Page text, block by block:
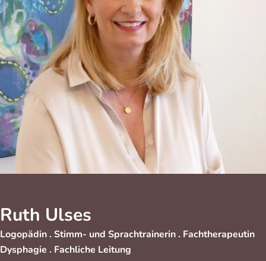
Ruth Ulses
Logopädin . Stimm- und Sprachtrainerin . Fachtherapeutin
Dysphagie . Fachliche Leitung